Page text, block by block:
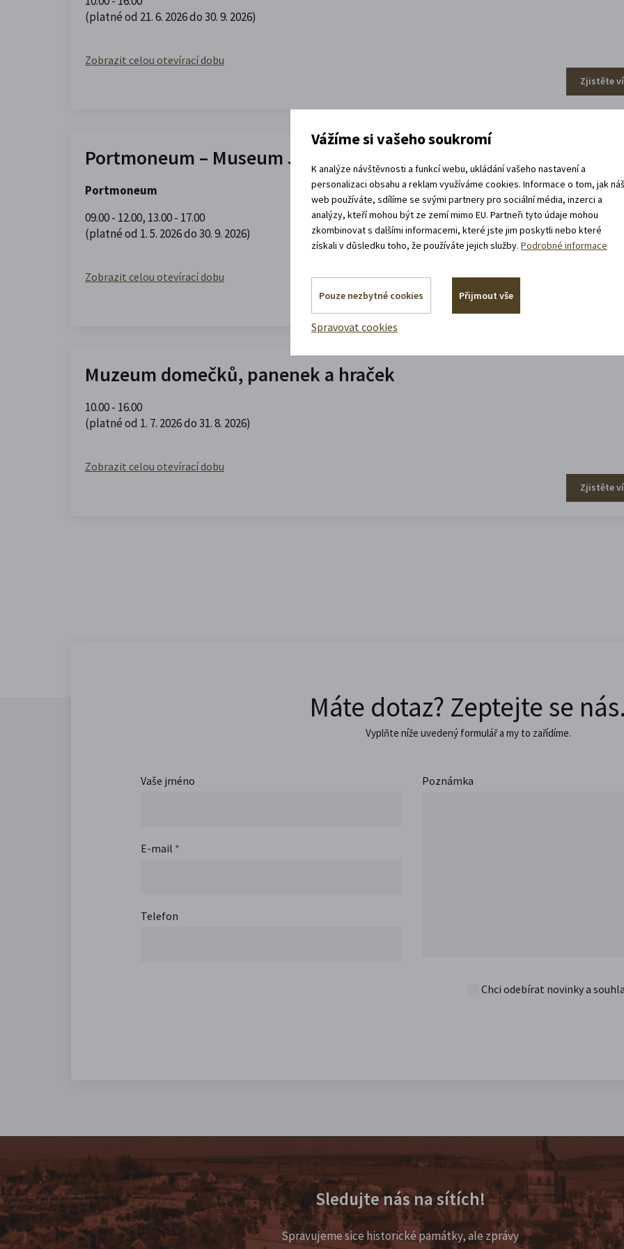
(platné od 21. 6. 2026 do 30. 9. 2026)
Zobrazit celou otevírací dobu
Zjistěte
Portmoneum – Museum Josefa Váchala
Portmoneum
09.00 - 12.00, 13.00 - 17.00
(platné od 1. 5. 2026 do 30. 9. 2026)
Zobrazit celou otevírací dobu
Muzeum domečků, panenek a hraček
10.00 - 16.00
(platné od 1. 7. 2026 do 31. 8. 2026)
Zobrazit celou otevírací dobu
Zjistěte
Máte dotaz? Zeptejte se
Vyplňte níže uvedený formulář a my to zařídíme.
Vaše jméno
E-mail *
Telefon
Poznámka
Chci odebírat novinky a
Sledujte nás na sítích!
Spravujeme sice historické památky, ale zprávy
Vážíme si vašeho soukromí
K analýze návštěvnosti a funkcí webu, ukládání vašeho nastavení a
personalizaci obsahu a reklam využíváme cookies. Informace o tom, jak
web používáte, sdílíme se svými partnery pro sociální média, inzerci a
analýzy, kteří mohou být ze zemí mimo EU. Partneři tyto údaje mohou
zkombinovat s dalšími informacemi, které jste jim poskytli nebo které
získali v důsledku toho, že používáte jejich služby.Podrobné informace
Pouze nezbytné cookies Přijmout vše
Spravovat cookies